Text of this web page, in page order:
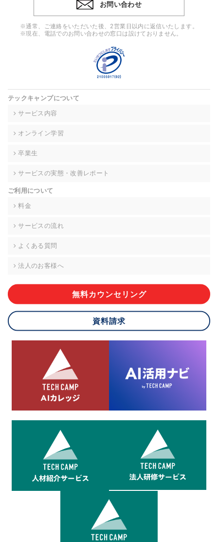
4. 個人情報の第三者提供
ンをとるために、氏名等の一部の情報をサービス内で使用する
チャットツールで発信することにより、本サービスの他の利用
者等に提供することがあります。
当社は事業運営上、前項利用目的の範囲に限って個人情報を外
高い委託先を選定し、個人情報の適正管理・機密保持について
個人情報の開示等(利用目的の通知、開示、内容の訂正・追加・
て、下記の当社問合わせ窓口に申し出ることができます。その
的な期間内に対応いたします。ただし、申請が本人確認が不可
により、ご希望に添えない場合があります。 なお、アクセスロ
グなどの個人情報以外の情報については、原則として開示等は
株式会社div 個人情報問合せ窓口
メールアドレス:privacy_policy@di-v.co.jp
ご本人様が当社に個人情報を提供されるかどうかは任意による
応ができない場合があります。
8.cookieにより取得・分析した情報とその利用について
当社は第三者が運営するデータ・マネジメント・プラットフォ
ームからcookieにより収集されたウェブの閲覧機歴及びその分
析結果を取得し、これをお客様の個人データと結びつけた上
で、広告配信等の目的で利用いたします。
お問い合わせ
※通常、ご連絡をいただいた後、2営業日以内に返信いたします。
※現在、電話でのお問い合わせの窓口は設けておりません。
テックキャンプについて
サービス内容
オンライン学習
卒業生
サービスの実態・改善レポート
ご利用について
料金
サービスの流れ
よくある質問
法人のお客様へ
無料カウンセリング
資料請求